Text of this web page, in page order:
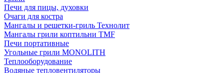
Печи для пицы, духовки
Очаги для костра
Мангалы и решетки-гриль Технолит
Мангалы грили коптильни TMF
Печи портативные
Угольные грили MONOLITH
Теплооборудование
Водяные тепловентиляторы